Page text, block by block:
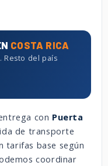
COSTA RICA
Resto del país
con Puerta
de transporte
tarifas base según
coordinar